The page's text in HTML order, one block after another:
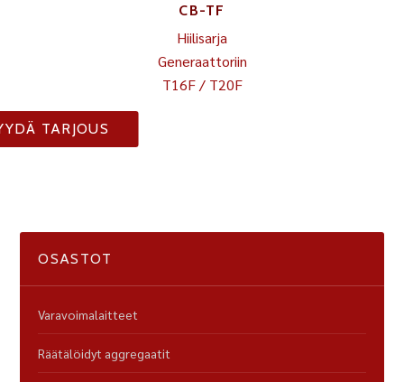
CB-TF
Hiilisarja
Generaattoriin
T16F / T20F
TARJOUS
OSASTOT
Varavoimalaitteet
Räätälöidyt aggregaatit